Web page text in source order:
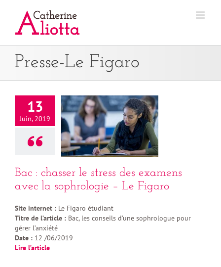
contenu
Presse-Le Figaro
13
Juin, 2019
Bac : chasser le stress des examens
avec la sophrologie – Le Figaro
Site internet : Le Figaro étudiant
Titre de l’article : Bac, les conseils d’une sophrologue pour
gérer l’anxiété
Date : 12 /06/2019
Lire l’article